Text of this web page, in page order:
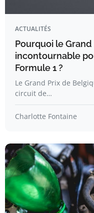
ACTUALITÉS
Pourquoi le
incontournable
Formule 1 ?
Le Grand Prix de
circuit de…
Charlotte Fontaine